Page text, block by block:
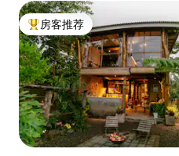
热门「房客推荐」
房客推荐